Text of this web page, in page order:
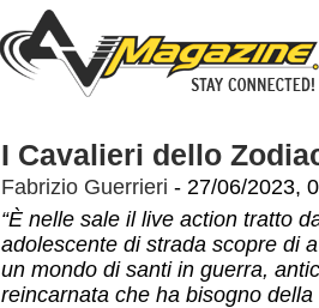
I Cavalieri dello
Fabrizio Guerrieri - 27/06/2023,
“È nelle sale il live action tratto
adolescente di strada scopre di
un mondo di santi in guerra,
reincarnata che ha bisogno della